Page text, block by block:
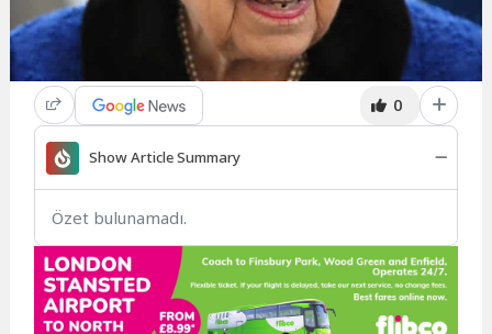
0
Show Article Summary
Özet bulunamadı.